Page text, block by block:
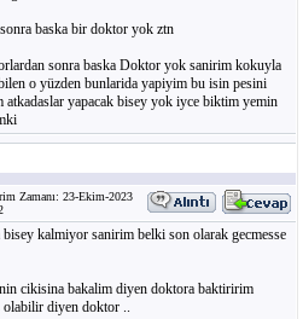
baska bir doktor yok ztn
sonra baska Doktor yok sanirim kokuyla
o yüzden bunlarida yapiyim bu isin pesini
atkadaslar yapacak bisey yok iyce biktim yemin
Zamanı: 23-Ekim-2023
bisey kalmiyor sanirim belki son olarak gecmesse
cikisina bakalim diyen doktora baktiririm
olabilir diyen doktor ..